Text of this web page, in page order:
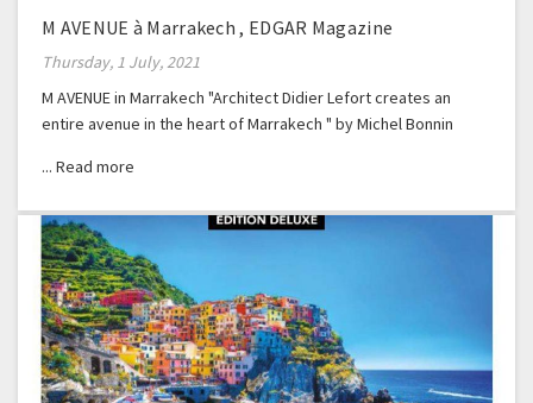
M AVENUE à Marrakech , EDGAR Magazine
Thursday, 1 July, 2021
M AVENUE in Marrakech "Architect Didier Lefort creates an
entire avenue in the heart of Marrakech " by Michel Bonnin